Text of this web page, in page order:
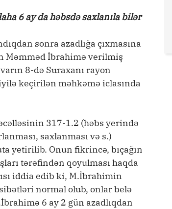
6 ay da həbsdə saxlanıla bilər
sonra azadlığa çıxmasına
Məmməd İbrahimə verilmiş
8-də Suraxanı rayon
keçirilən məhkəmə iclasında
317-1.2 (həbs yerində
saxlanması və s.)
yetirilib. Onun fikrincə, bıçağın
tərəfindən qoyulması haqda
iddia edib ki, M.İbrahimin
normal olub, onlar belə
6 ay 2 gün azadlıqdan